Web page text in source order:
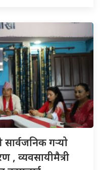
सार्वजनिक गर्‍यो
, व्यवसायीमैत्री